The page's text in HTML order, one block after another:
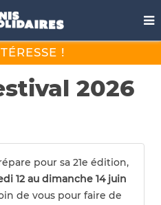
!
2026
pour sa 21e édition,
12 au dimanche 14 juin
de vous pour faire de